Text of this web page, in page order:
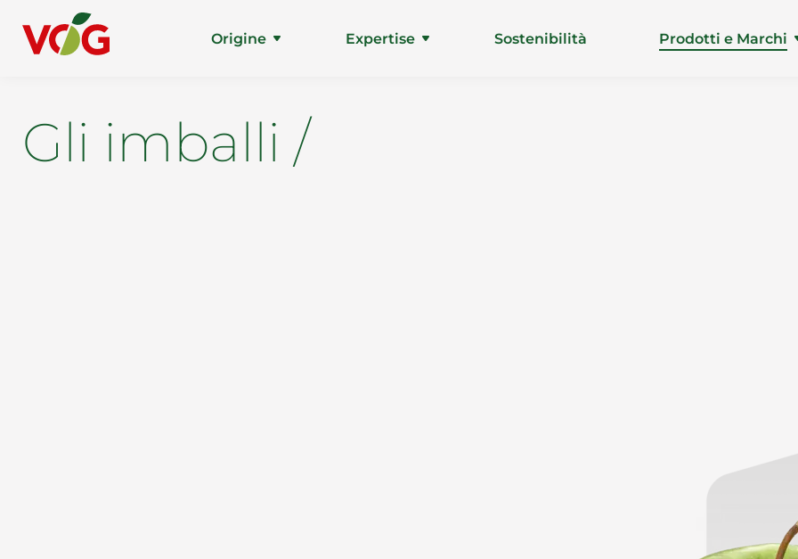
Origine Expertise Sostenibilità Prodotti e Marchi
Gli imballi /